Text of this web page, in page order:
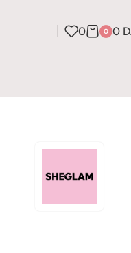
0 0 0